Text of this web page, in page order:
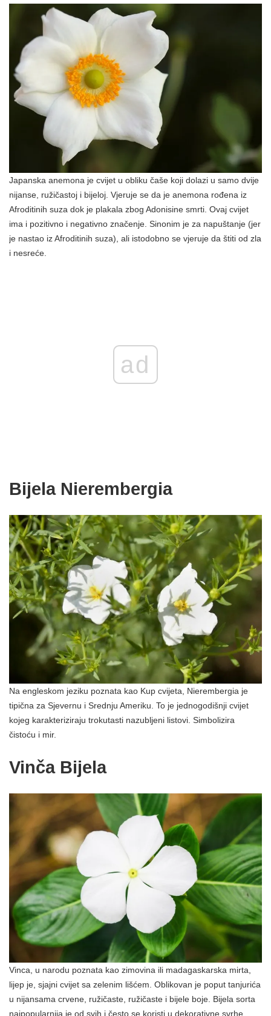
Japanska anemona je cvijet u obliku čaše koji dolazi u samo dvije
nijanse, ružičastoj i bijeloj. Vjeruje se da je anemona rođena iz
Afroditinih suza dok je plakala zbog Adonisine smrti. Ovaj cvijet
ima i pozitivno i negativno značenje. Sinonim je za napuštanje (jer
je nastao iz Afroditinih suza), ali istodobno se vjeruje da štiti od zla
i nesreće.
ad
Bijela Nierembergia
Na engleskom jeziku poznata kao Kup cvijeta, Nierembergia je
tipična za Sjevernu i Srednju Ameriku. To je jednogodišnji cvijet
kojeg karakteriziraju trokutasti nazubljeni listovi. Simbolizira
čistoću i mir.
Vinča Bijela
Vinca, u narodu poznata kao zimovina ili madagaskarska mirta,
lijep je, sjajni cvijet sa zelenim lišćem. Oblikovan je poput tanjurića
u nijansama crvene, ružičaste, ružičaste i bijele boje. Bijela sorta
najpopularnija je od svih i često se koristi u dekorativne svrhe.